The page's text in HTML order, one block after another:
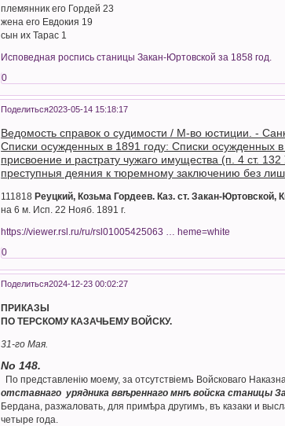
племянник его Гордей 23
жена его Евдокия 19
сын их Тарас 1
Исповедная роспись станицы Закан-Юртовской за 1858 год.
0
Поделиться2023-05-14 15:18:17
Ведомость справок о судимости / М-во юстиции. -
Списки осужденных в 1891 году: Списки осужденных
присвоение и растрату чужаго имущества (п. 4 ст.
преступныя деяния к тюремному заключению без
111818Реуцкий, Козьма Гордеев. Каз. ст. Закан-Юртовской,
на 6 м. Исп. 22 Нояб. 1891 г.
https://viewer.rsl.ru/ru/rsl01005425063 … heme=white
0
Поделиться2024-12-23 00:02:27
ПРИКАЗЫ
ПО ТЕРСКОМУ КАЗАЧЬЕМУ ВОЙСКУ.
31-го Мая.
No 148.
По представленію моему, за отсутствіемъ Войсковаго
отставнаго урядника ввѣреннаго мнѣ войска станицы
Бердана, разжаловать, для примѣра другимъ, въ казаки и
четыре года.